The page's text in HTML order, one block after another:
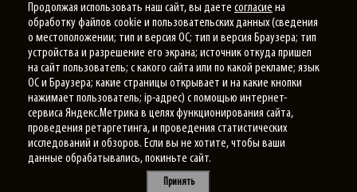
Статьи
Контакты
Политика конфиденциальности
© 2025Новый Сад
Продолжая использовать наш сайт, вы даете согласие на
обработку файлов cookie и пользовательских данных (сведения
о местоположении; тип и версия ОС; тип и версия Браузера; тип
устройства и разрешение его экрана; источник откуда пришел
на сайт пользователь; с какого сайта или по какой рекламе; язык
ОС и Браузера; какие страницы открывает и на какие кнопки
нажимает пользователь; ip-адрес) с помощью интернет-
сервиса Яндекс.Метрика в целях функционирования сайта,
проведения ретаргетинга, и проведения статистических
исследований и обзоров. Если вы не хотите, чтобы ваши
данные обрабатывались, покиньте сайт.
Принять